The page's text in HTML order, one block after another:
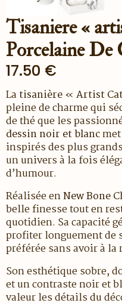
Tisaniere «
Porcelaine De
17.50 €
Latisanière « Artist
pleine de charme qui
de thé que les
dessin noir et blanc
inspirés des plus
un univers à la fois
d’humour.
Réalisée enNew Bone
belle finesse tout en
quotidien. Sa capacité
profiter longuement de
préférée sans avoir à
Son esthétique sobre,
et un contraste noir et
valeur les détails du